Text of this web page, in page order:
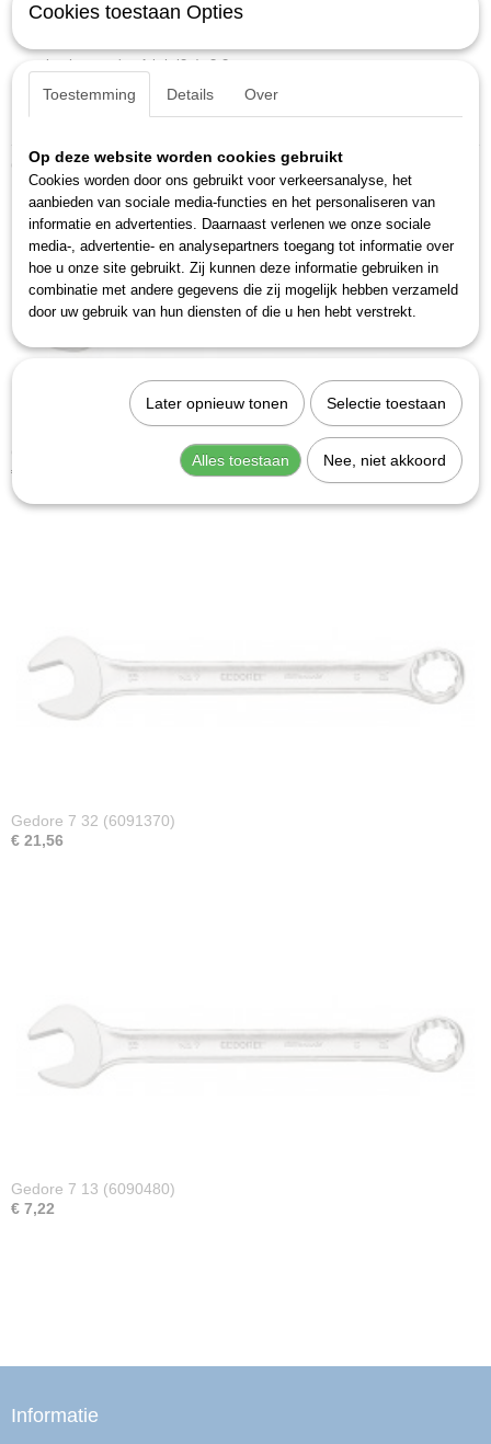
kopbreedte (b b1 n w3): 7,7 mm
kophoogte (a a1 b h l2 t): 3,2 mm
kophoogte (a2): 3,2 mm
lengte (l l1): 85 mm
Ook interessant
€ 18,47
Gedore 7 32 (6091370)
€ 21,56
Gedore 7 13 (6090480)
€ 7,22
Informatie
Cookies toestaan Opties
Toestemming Details Over
Op deze website worden cookies gebruikt
Cookies worden door ons gebruikt voor verkeersanalyse, het
aanbieden van sociale media-functies en het personaliseren van
informatie en advertenties. Daarnaast verlenen we onze sociale
media-, advertentie- en analysepartners toegang tot informatie over
hoe u onze site gebruikt. Zij kunnen deze informatie gebruiken in
combinatie met andere gegevens die zij mogelijk hebben verzameld
door uw gebruik van hun diensten of die u hen hebt verstrekt.
Later opnieuw tonen Selectie toestaan
Alles toestaan Nee, niet akkoord